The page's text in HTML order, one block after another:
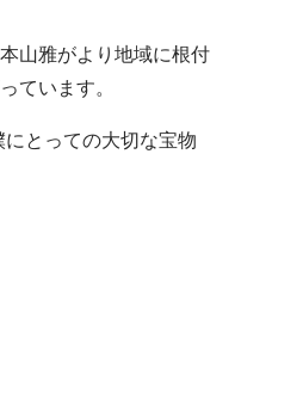
山雅がより地域に根付
ています。
とっての大切な宝物